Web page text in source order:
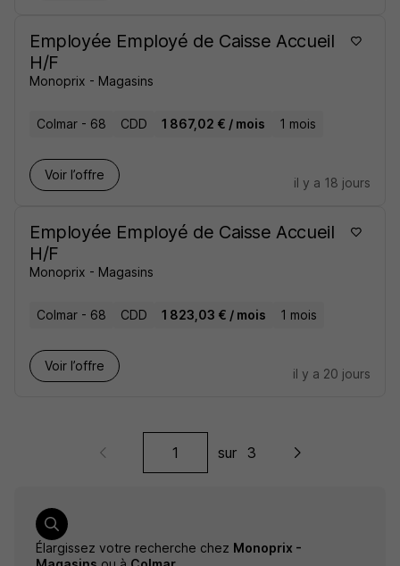
Employée Employé de Caisse Accueil
H/F
Monoprix - Magasins
Colmar - 68 CDD 1 867,02 € / mois 1 mois
Voir l’offre
il y a 18 jours
Employée Employé de Caisse Accueil
H/F
Monoprix - Magasins
Colmar - 68 CDD 1 823,03 € / mois 1 mois
Voir l’offre
il y a 20 jours
sur 3
Élargissez votre recherche chez Monoprix -